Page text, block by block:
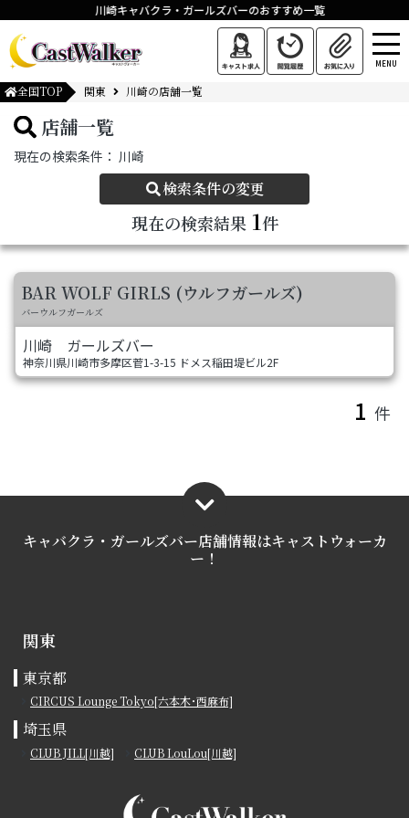
川崎キャバクラ・ガールズバーのおすすめ一覧
MENU
全国TOP 関東 川崎の店舗一覧
店舗一覧
現在の検索条件： 川崎
検索条件の変更
現在の検索結果 1件
BAR WOLF GIRLS (ウルフガールズ)
バーウルフガールズ
川崎 ガールズバー
神奈川県川崎市多摩区菅1-3-15 ドメス稲田堤ビル2F
1 件
キャバクラ・ガールズバー店舗情報はキャストウォーカ
ー！
関東
東京都
CIRCUS Lounge Tokyo[六本木･西麻布]
埼玉県
CLUB JILL[川越] CLUB LouLou[川越]